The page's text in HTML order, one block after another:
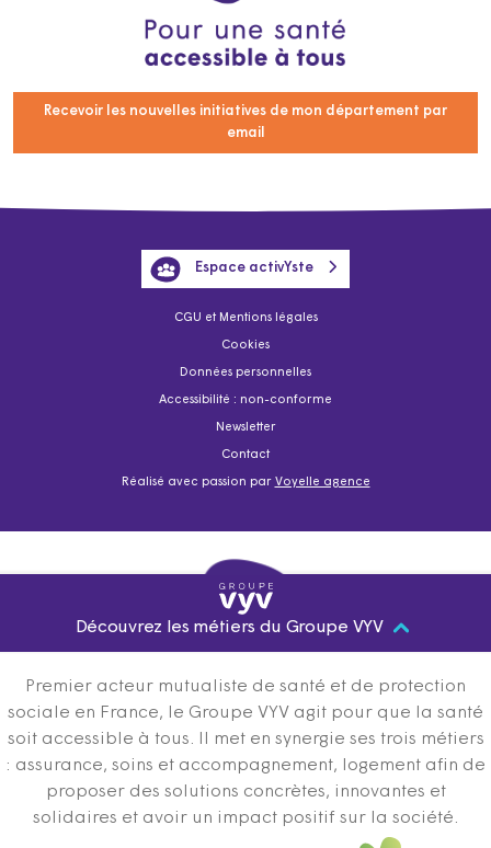
Recevoir les nouvelles initiatives de mon département par
email
CGU et Mentions légales
Cookies
Données personnelles
Accessibilité : non-conforme
Newsletter
Contact
Réalisé avec passion par Voyelle agence
Espace activYste
Découvrez les métiers du Groupe VYV
Premier acteur mutualiste de santé et de protection
sociale en France, le Groupe VYV agit pour que la santé
soit accessible à tous. Il met en synergie ses trois métiers
: assurance, soins et accompagnement, logement afin de
proposer des solutions concrètes, innovantes et
solidaires et avoir un impact positif sur la société.